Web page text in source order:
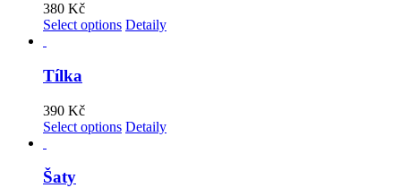
380 Kč
Select options Detaily
Tílka
390 Kč
Select options Detaily
Šaty